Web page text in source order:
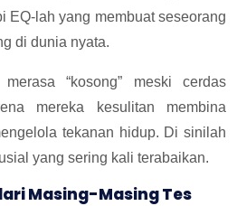
EQ-lah yang membuat seseorang
di dunia nyata.
“kosong” meski cerdas
mereka kesulitan membina
tekanan hidup. Di sinilah
yang sering kali terabaikan.
Masing-Masing Tes